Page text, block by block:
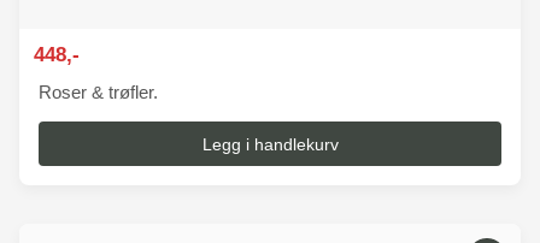
448,-
Roser & trøfler.
Legg i handlekurv